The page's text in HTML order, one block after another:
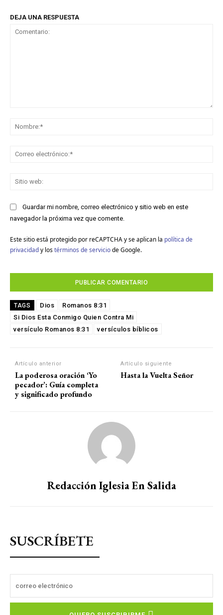
DEJA UNA RESPUESTA
Guardar mi nombre, correo electrónico y sitio web en este
navegador la próxima vez que comente.
Este sitio está protegido por reCAPTCHA y se aplican la política de
privacidady los términos de serviciode Google.
TAGS Dios
Romanos 8:31
Si Dios Esta Conmigo Quien Contra Mi
versículo Romanos 8:31
versículos bíblicos
Artículo anterior
La poderosa oración ‘Yo
pecador’: Guía completa
y significado profundo
Artículo siguiente
Hasta la Vuelta Señor
Redacción Iglesia En Salida
SUSCRÍBETE